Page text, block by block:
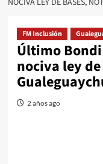
NOCIVA LEY DE BASES,
FM Inclusión
Último
nociva ley
2 años ago